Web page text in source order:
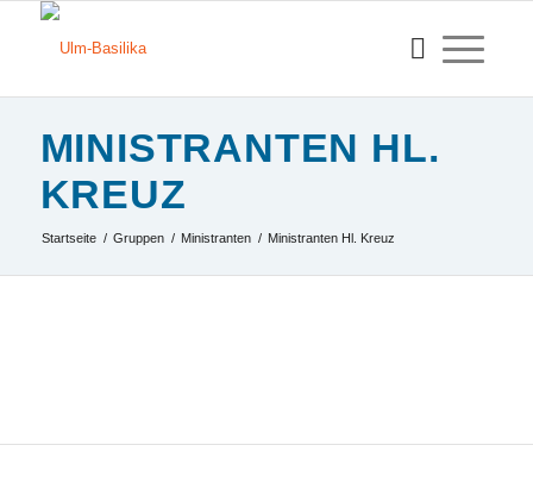
MINISTRANTEN HL.
KREUZ
Startseite / Gruppen / Ministranten / Ministranten Hl. Kreuz